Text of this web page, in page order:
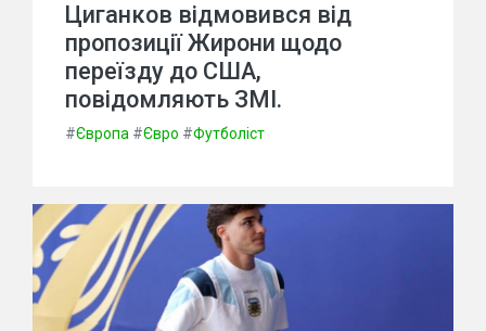
Циганков відмовився від
пропозиції Жирони щодо
переїзду до США,
повідомляють ЗМІ.
#Європа #Євро #Футболіст